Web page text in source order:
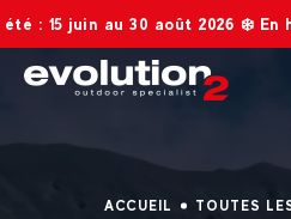
❄️ En hiver : 22 novembre
ACCUEIL
TOUTES